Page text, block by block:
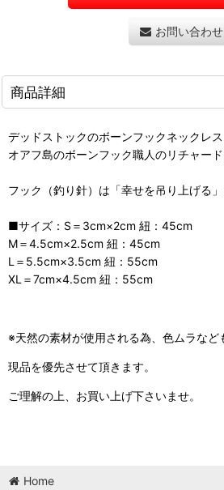
お問い合わせ
商品詳細
デッドストックのボーンフックネックレス
オアフ島のボーンフック職人のリチャード
フック（釣り針）は「幸せを吊り上げる」
■サイズ：S＝3cm×2cm 紐：45cm
M＝4.5cm×2.5cm 紐：45cm
L＝5.5cm×3.5cm 紐：55cm
XL＝7cm×4.5cm 紐：55cm
※天然の素材が使用される為、色ムラなど
現品を優先させて頂きます。
ご理解の上、お買い上げ下さいませ。
Home